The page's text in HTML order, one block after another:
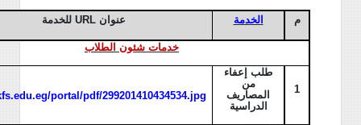
م الخدمة عنوانURL للخدمة
خدمات شئون الطلاب
1
طلب إعفاء
من
المصاريف
الدراسية
portal/pdf/299201410434534.jpg